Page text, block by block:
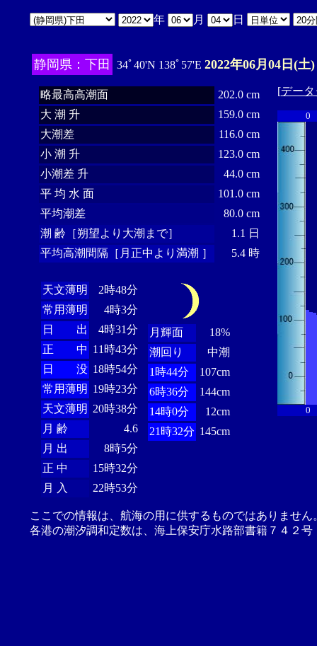
年 月 日
静岡県：下田 34ﾟ40'N 138ﾟ57'E 2022年06月04日(土)
略最高高潮面
202.0 cm
大 潮 升
159.0 cm
大潮差
116.0 cm
小 潮 升
123.0 cm
小潮差 升
44.0 cm
平 均 水 面
101.0 cm
平均潮差
80.0 cm
潮 齢［朔望より大潮まで］
1.1 日
平均高潮間隔［月正中より満潮 ］
5.4 時
天文薄明
2時48分
常用薄明
4時3分
日 出
4時31分
正 中 11時43分
日 没 18時54分
常用薄明 19時23分
天文薄明 20時38分
月 齢
4.6
月 出
8時5分
正 中
15時32分
月 入
22時53分
月輝面
18%
潮回り
中潮
1時44分
107cm
6時36分
144cm
14時0分
12cm
21時32分 145cm
[デー
0
0
ここでの情報は、航海の用に供するものではありませ
各港の潮汐調和定数は、海上保安庁水路部書籍７４２